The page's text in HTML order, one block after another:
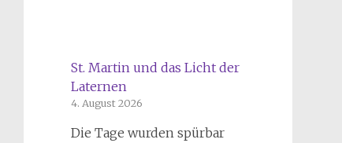
St. Martin und das Licht der
Laternen
4. August 2026
Die Tage wurden spürbar